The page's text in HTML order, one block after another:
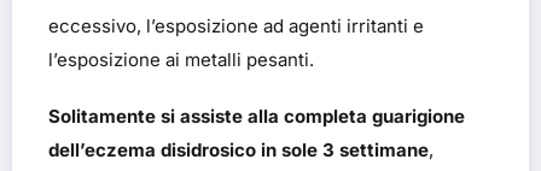
eccessivo, l’esposizione ad agenti irritanti e
l’esposizione ai metalli pesanti.
Solitamente si assiste alla completa guarigione
dell’eczema disidrosico in sole 3 settimane,